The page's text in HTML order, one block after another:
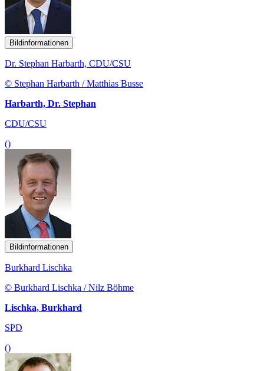
Bildinformationen
Dr. Stephan Harbarth, CDU/CSU
© Stephan Harbarth / Matthias Busse
Harbarth, Dr. Stephan
CDU/CSU
()
Bildinformationen
Burkhard Lischka
© Burkhard Lischka / Nilz Böhme
Lischka, Burkhard
SPD
()